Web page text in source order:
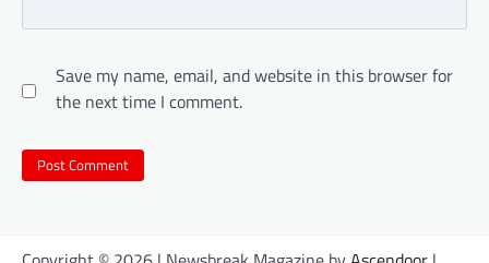
Save my name, email, and website in this browser for
the next time I comment.